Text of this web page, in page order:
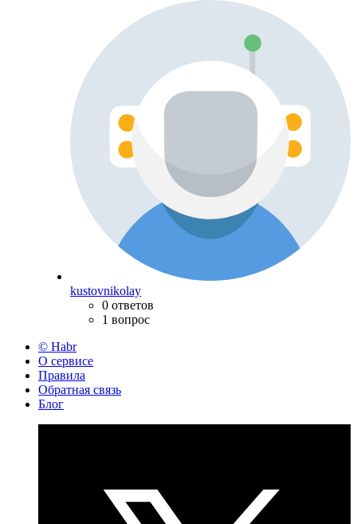
kustovnikolay
0 ответов
1 вопрос
© Habr
О сервисе
Правила
Обратная связь
Блог